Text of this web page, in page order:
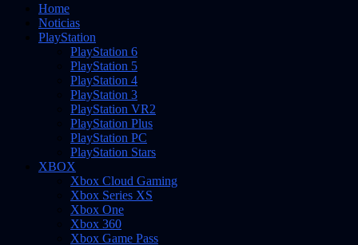
Home
Noticias
PlayStation
PlayStation 6
PlayStation 5
PlayStation 4
PlayStation 3
PlayStation VR2
PlayStation Plus
PlayStation PC
PlayStation Stars
XBOX
Xbox Cloud Gaming
Xbox Series XS
Xbox One
Xbox 360
Xbox Game Pass